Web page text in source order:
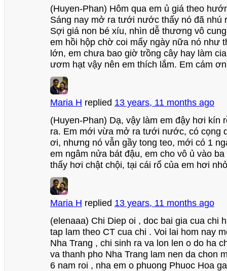
(Huyen-Phan) Hôm qua em ủ giá theo
Sáng nay mở ra tưới nước thấy nó đã nhú
Sợi giá non bé xíu, nhìn dễ thương vô
em hồi hộp chờ coi mấy ngày nữa nó như
lớn, em chưa bao giờ trồng cây hay làm
ươm hạt vậy nên em thích lắm. Em cám
Maria H replied 13 years, 11 months ago
(Huyen-Phan) Dạ, vậy làm em đậy hơi kín
ra. Em mới vừa mở ra tưới nước, có cọng
ơi, nhưng nó vẫn gầy tong teo, mới có 1
em ngâm nửa bát đậu, em cho vô ủ vào
thấy hơi chật chội, tại cái rổ của em hơi
Maria H replied 13 years, 11 months ago
(elenaaa) Chi Diep oi , doc bai gia cua chi
tap lam theo CT cua chi . Voi lai hom nay
Nha Trang , chi sinh ra va lon len o do ha
va thanh pho Nha Trang lam nen da chon
6 nam roi , nha em o phuong Phuoc Hoa